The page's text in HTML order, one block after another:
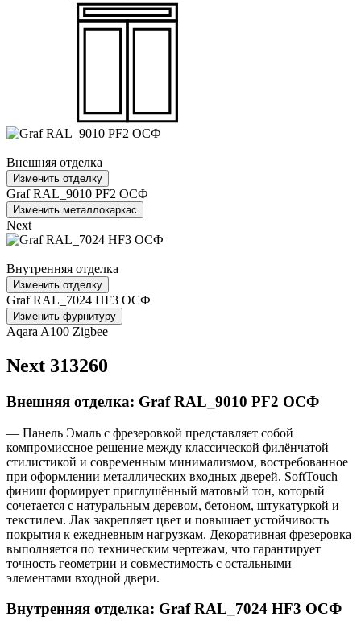
Внешняя отделка
Изменить отделку
Graf RAL_9010 PF2 ОСФ
Изменить металлокаркас
Next
Внутренняя отделка
Изменить отделку
Graf RAL_7024 HF3 ОСФ
Изменить фурнитуру
Aqara A100 Zigbee
Next 313260
Внешняя отделка: Graf RAL_9010 PF2 ОСФ
— Панель Эмаль с фрезеровкой представляет собой
компромиссное решение между классической филёнчатой
стилистикой и современным минимализмом, востребованное
при оформлении металлических входных дверей. SoftTouch
финиш формирует приглушённый матовый тон, который
сочетается с натуральным деревом, бетоном, штукатуркой и
текстилем. Лак закрепляет цвет и повышает устойчивость
покрытия к ежедневным нагрузкам. Декоративная фрезеровка
выполняется по техническим чертежам, что гарантирует
точность геометрии и совместимость с остальными
элементами входной двери.
Внутренняя отделка: Graf RAL_7024 HF3 ОСФ